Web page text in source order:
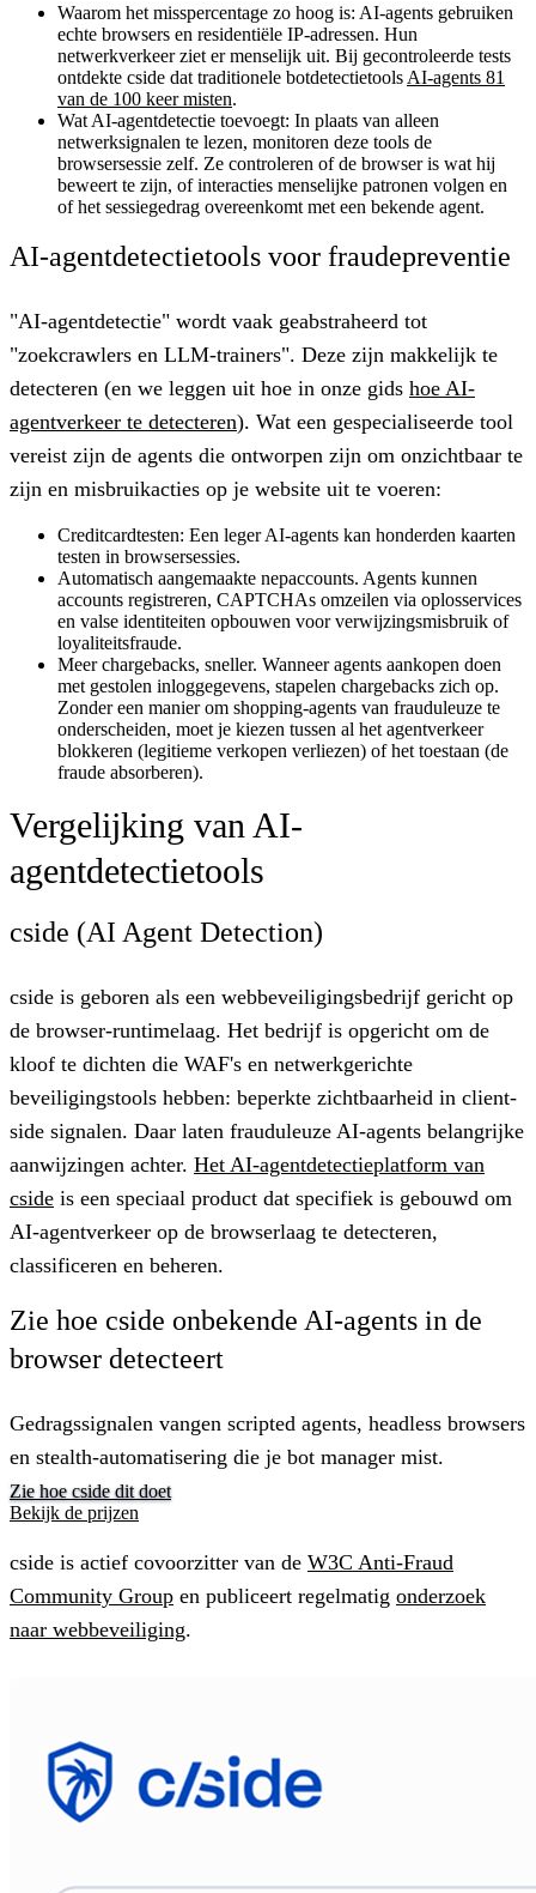
Waarom het misspercentage zo hoog is: AI-agents gebruiken
echte browsers en residentiële IP-adressen. Hun
netwerkverkeer ziet er menselijk uit. Bij gecontroleerde tests
ontdekte cside dat traditionele botdetectietools AI-agents 81
van de 100 keer misten.
Wat AI-agentdetectie toevoegt: In plaats van alleen
netwerksignalen te lezen, monitoren deze tools de
browsersessie zelf. Ze controleren of de browser is wat hij
beweert te zijn, of interacties menselijke patronen volgen en
of het sessiegedrag overeenkomt met een bekende agent.
AI-agentdetectietools voor fraudepreventie
"AI-agentdetectie" wordt vaak geabstraheerd tot
"zoekcrawlers en LLM-trainers". Deze zijn makkelijk te
detecteren (en we leggen uit hoe in onze gids hoe AI-
agentverkeer te detecteren). Wat een gespecialiseerde tool
vereist zijn de agents die ontworpen zijn om onzichtbaar te
zijn en misbruikacties op je website uit te voeren:
Creditcardtesten: Een leger AI-agents kan honderden kaarten
testen in browsersessies.
Automatisch aangemaakte nepaccounts. Agents kunnen
accounts registreren, CAPTCHAs omzeilen via oplosservices
en valse identiteiten opbouwen voor verwijzingsmisbruik of
loyaliteitsfraude.
Meer chargebacks, sneller. Wanneer agents aankopen doen
met gestolen inloggegevens, stapelen chargebacks zich op.
Zonder een manier om shopping-agents van frauduleuze te
onderscheiden, moet je kiezen tussen al het agentverkeer
blokkeren (legitieme verkopen verliezen) of het toestaan (de
fraude absorberen).
Vergelijking van AI-
agentdetectietools
cside (AI Agent Detection)
cside is geboren als een webbeveiligingsbedrijf gericht op
de browser-runtimelaag. Het bedrijf is opgericht om de
kloof te dichten die WAF's en netwerkgerichte
beveiligingstools hebben: beperkte zichtbaarheid in client-
side signalen. Daar laten frauduleuze AI-agents belangrijke
aanwijzingen achter. Het AI-agentdetectieplatform van
cside is een speciaal product dat specifiek is gebouwd om
AI-agentverkeer op de browserlaag te detecteren,
classificeren en beheren.
Zie hoe cside onbekende AI-agents in de
browser detecteert
Gedragssignalen vangen scripted agents, headless browsers
en stealth-automatisering die je bot manager mist.
Zie hoe cside dit doet
Bekijk de prijzen
cside is actief covoorzitter van de W3C Anti-Fraud
Community Group en publiceert regelmatig onderzoek
naar webbeveiliging.